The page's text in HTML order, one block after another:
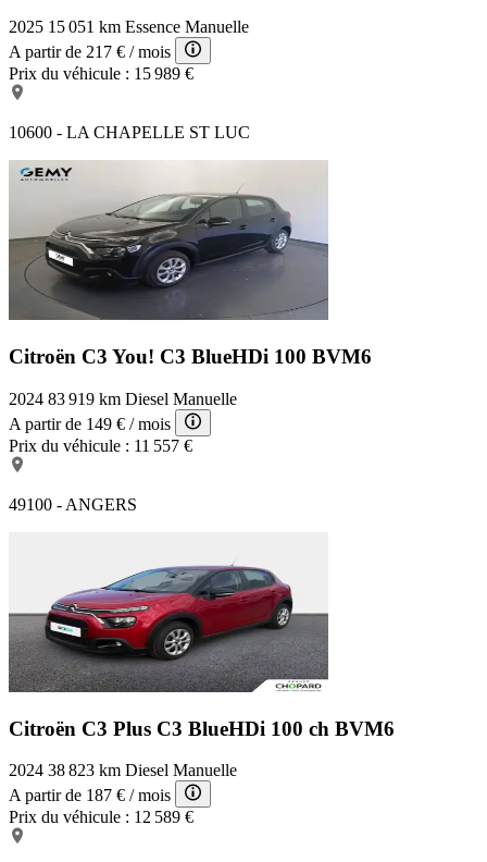
2025 15 051 km Essence Manuelle
A partir de 217 € / mois
Prix du véhicule : 15 989 €
10600 - LA CHAPELLE ST LUC
Citroën C3 You! C3 BlueHDi 100 BVM6
2024 83 919 km Diesel Manuelle
A partir de 149 € / mois
Prix du véhicule : 11 557 €
49100 - ANGERS
Citroën C3 Plus C3 BlueHDi 100 ch BVM6
2024 38 823 km Diesel Manuelle
A partir de 187 € / mois
Prix du véhicule : 12 589 €